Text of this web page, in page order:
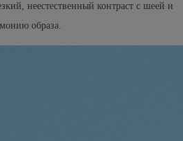
неестественный контраст с шеей и
образа.